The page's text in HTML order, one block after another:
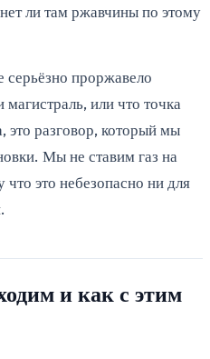
ли там ржавчины по этому
проржавело
или что точка
это разговор, который мы
Мы не ставим газ на
это небезопасно ни для
и как с этим